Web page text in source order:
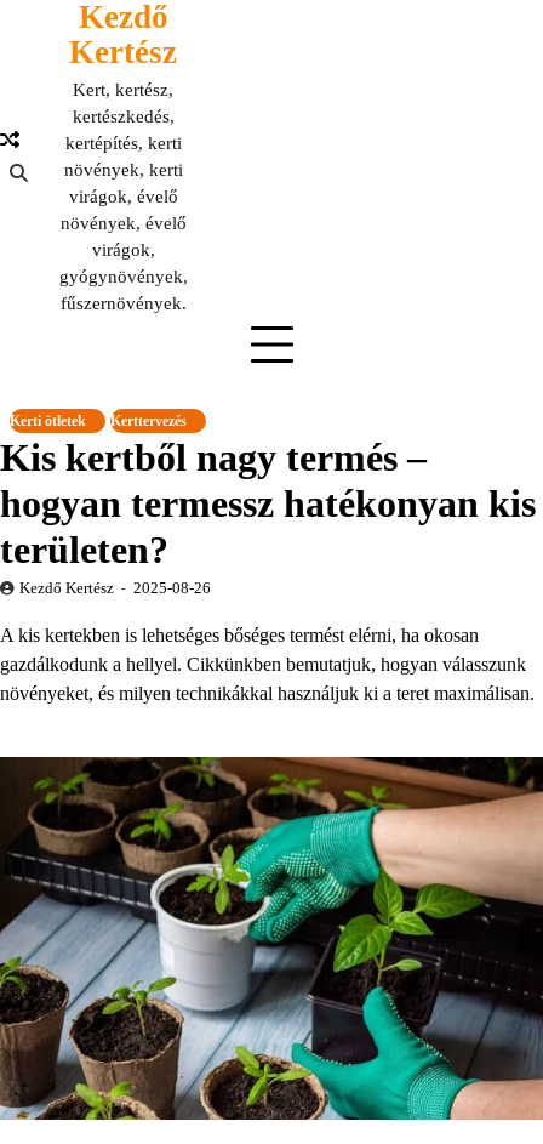
Kezdő
Kertész
Kert, kertész,
kertészkedés,
kertépítés, kerti
növények, kerti
virágok, évelő
növények, évelő
virágok,
gyógynövények,
fűszernövények.
Kerti ötletek Kerttervezés
Kis kertből nagy termés –
hogyan termessz hatékonyan kis
területen?
Kezdő Kertész 2025-08-26
A kis kertekben is lehetséges bőséges termést elérni, ha okosan
gazdálkodunk a hellyel. Cikkünkben bemutatjuk, hogyan válasszunk
növényeket, és milyen technikákkal használjuk ki a teret maximálisan.